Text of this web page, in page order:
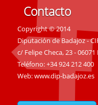
Contacto
Copyright © 2014
Diputación de Badajoz -
c/ Felipe Checa, 23 -
Teléfono: +34 924 212 400
Web:www.dip-badajoz.es